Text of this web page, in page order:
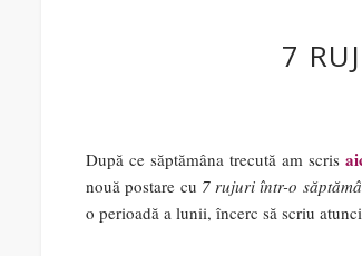
7
După ce săptămâna trecută am scris
nouă postare cu 7 rujuri într-o
o perioadă a lunii, încerc să scriu